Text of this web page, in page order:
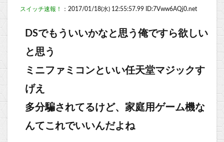
スイッチ速報！ ：2017/01/18(水) 12:55:57.99 ID:7Vww6AQj0.net
DSでもういいかなと思う俺ですら欲しい
と思う
ミニファミコンといい任天堂マジックす
げえ
多分騙されてるけど、家庭用ゲーム機な
んてこれでいいんだよね